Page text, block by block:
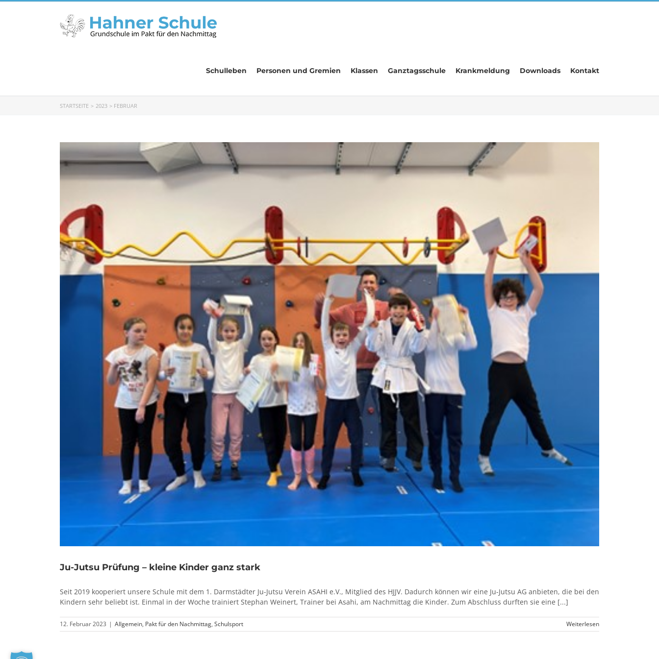
Zum
Schulleben Personen und Gremien Klassen Ganztagsschule Krankmeldung Downloads Kontakt
STARTSEITE 2023 FEBRUAR
Ju-Jutsu Prüfung – kleine Kinder ganz stark
Seit 2019 kooperiert unsere Schule mit dem 1. Darmstädter Ju-Jutsu Verein ASAHI e.V., Mitglied des HJJV. Dadurch können wir eine Ju-Jutsu AG anbieten, die bei den
Kindern sehr beliebt ist. Einmal in der Woche trainiert Stephan Weinert, Trainer bei Asahi, am Nachmittag die Kinder. Zum Abschluss durften sie eine [...]
12. Februar 2023 | Allgemein, Pakt für den Nachmittag, Schulsport Weiterlesen